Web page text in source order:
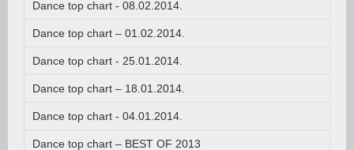
Dance top chart - 08.02.2014.
Dance top chart – 01.02.2014.
Dance top chart - 25.01.2014.
Dance top chart – 18.01.2014.
Dance top chart - 04.01.2014.
Dance top chart – BEST OF 2013